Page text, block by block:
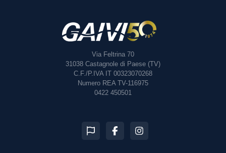
Via Feltrina 70
31038 Castagnole di Paese (TV)
C.F./P.IVA IT 00323070268
Numero REA TV-116975
0422 450501